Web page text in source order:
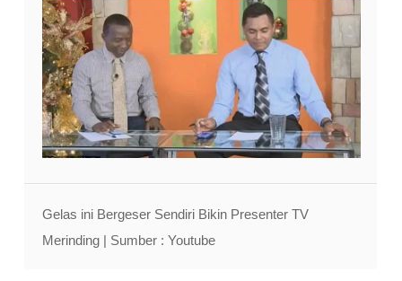
Gelas ini Bergeser Sendiri Bikin Presenter TV
Merinding | Sumber : Youtube